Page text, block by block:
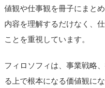
値観や仕事観を冊子にまとめ
内容を理解するだけなく、
ことを重視しています。
フィロソフィは、事業戦略
る上で根本になる価値観にな